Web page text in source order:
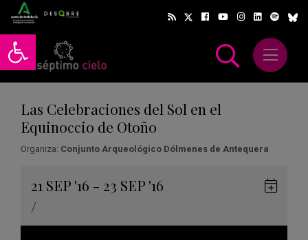
Abrir barra de herramientas
Abrir
Las Celebraciones del Sol en el
Equinoccio de Otoño
Organiza: Conjunto Arqueológico Dólmenes de Antequera
21 SEP '16 - 23 SEP '16
/